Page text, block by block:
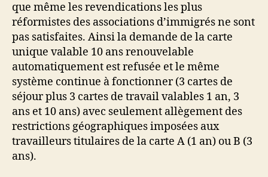
que même les revendications les plus
réformistes des associations d’immigrés ne sont
pas satisfaites. Ainsi la demande de la carte
unique valable 10 ans renouvelable
automatiquement est refusée et le même
système continue à fonctionner (3 cartes de
séjour plus 3 cartes de travail valables 1 an, 3
ans et 10 ans) avec seulement allègement des
restrictions géographiques imposées aux
travailleurs titulaires de la carte A (1 an) ou B (3
ans).